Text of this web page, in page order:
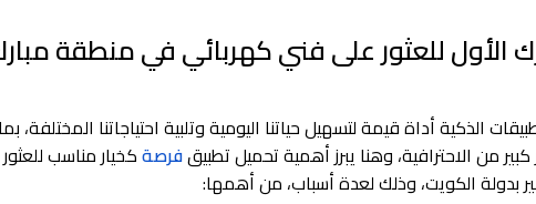
الأول للعثور على فني كهربائي في منطقة
الذكية أداة قيمة لتسهيل حياتنا اليومية وتلبية احتياجاتنا المختلفة،
من الاحترافية، وهنا يبرز أهمية تحميل تطبيقفرصةكخيار مناسب
الكويت، وذلك لعدة أسباب، من أهمها: